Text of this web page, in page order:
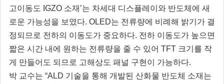
고이동도 IGZO 소재’는 차세대 디스플레이와 반도체에 새
로운 가능성을 보였다. OLED는 전류량에 비례해 밝기가 결
정되므로 전하의 이동도가 중요하다. 전하 이동도가 높으면
짧은 시간 내에 원하는 전류량을 줄 수 있어 TFT 크기를 작
게 만들어도 되므로 고해상도 패널 구현이 가능하다.
박 교수는 “ALD 기술을 통해 개발된 산화물 반도체 소재는